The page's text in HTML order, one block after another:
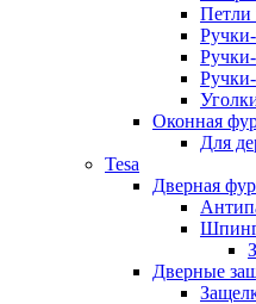
Петли
Оконная
Для
Tesa
Дверная
Дверные